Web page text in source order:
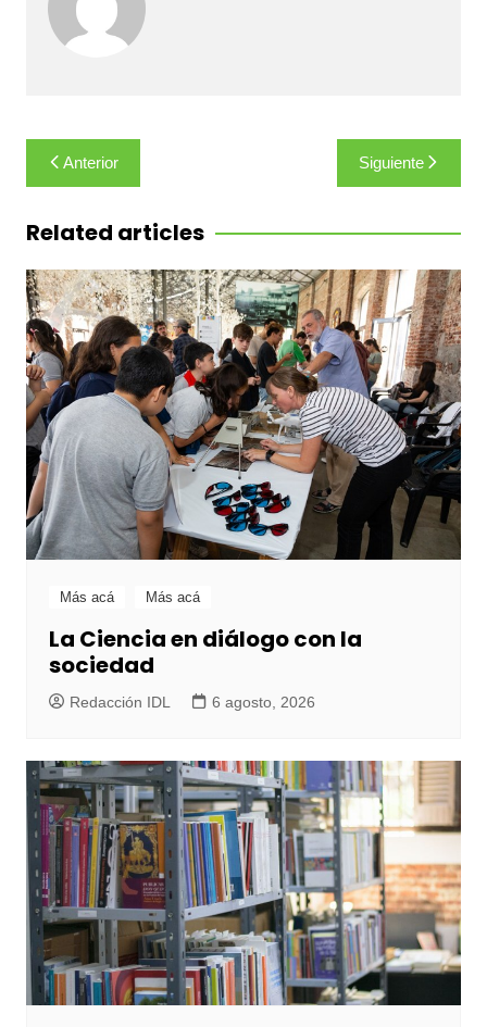
Navegación
de
entradas
Anterior Siguiente
Related articles
Más acá Más acá
La Ciencia en diálogo con la
sociedad
Redacción IDL 6 agosto, 2026